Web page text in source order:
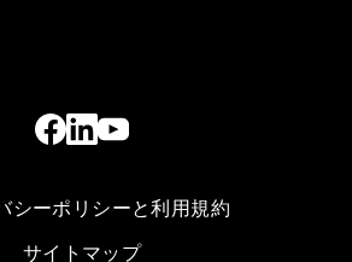
シーポリシーと利用規約
サイトマップ